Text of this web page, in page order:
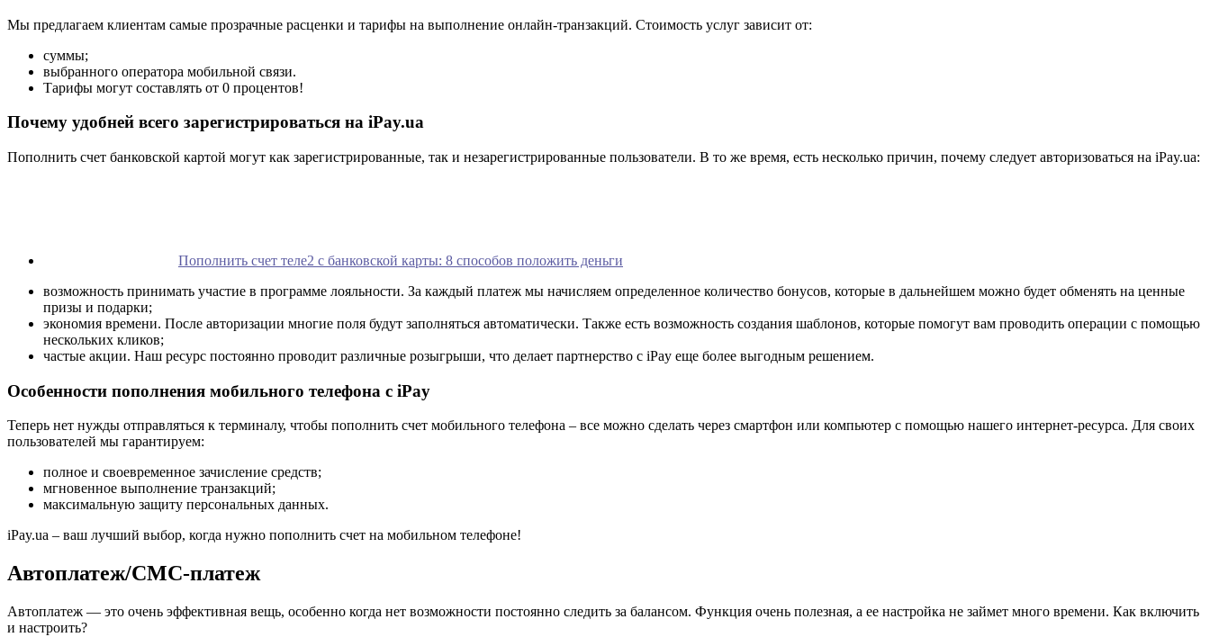
Мы предлагаем клиентам самые прозрачные расценки и тарифы на выполнение онлайн-транзакций. Стоимость услуг зависит от:
суммы;
выбранного оператора мобильной связи.
Тарифы могут составлять от 0 процентов!
Почему удобней всего зарегистрироваться на iPay.ua
Пополнить счет банковской картой могут как зарегистрированные, так и незарегистрированные пользователи. В то же время, есть несколько причин, почему следует авторизоваться на iPay.ua:
Пополнить счет теле2 с банковской карты: 8 способов положить деньги
возможность принимать участие в программе лояльности. За каждый платеж мы начисляем определенное количество бонусов, которые в дальнейшем можно будет обменять на ценные
призы и подарки;
экономия времени. После авторизации многие поля будут заполняться автоматически. Также есть возможность создания шаблонов, которые помогут вам проводить операции с помощью
нескольких кликов;
частые акции. Наш ресурс постоянно проводит различные розыгрыши, что делает партнерство с iPay еще более выгодным решением.
Особенности пополнения мобильного телефона с iPay
Теперь нет нужды отправляться к терминалу, чтобы пополнить счет мобильного телефона – все можно сделать через смартфон или компьютер с помощью нашего интернет-ресурса. Для своих
пользователей мы гарантируем:
полное и своевременное зачисление средств;
мгновенное выполнение транзакций;
максимальную защиту персональных данных.
iPay.ua – ваш лучший выбор, когда нужно пополнить счет на мобильном телефоне!
Автоплатеж/СМС-платеж
Автоплатеж — это очень эффективная вещь, особенно когда нет возможности постоянно следить за балансом. Функция очень полезная, а ее настройка не займет много времени. Как включить
и настроить?